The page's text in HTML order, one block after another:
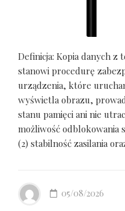
Definicja: Kopia danych
stanowi procedurę
urządzenia, które
wyświetla obrazu,
stanu pamięci ani nie
możliwość odblokowania
(2) stabilność zasilania
05/08/2026